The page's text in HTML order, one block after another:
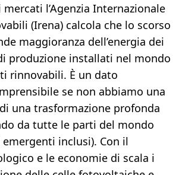
l’Agenzia Internazionale
(Irena) calcola che lo scorso
maggioranza dell’energia dei
produzione installati nel mondo
rinnovabili. È un dato
se non abbiamo una
una trasformazione profonda
da tutte le parti del mondo
emergenti inclusi). Con il
e le economie di scala i